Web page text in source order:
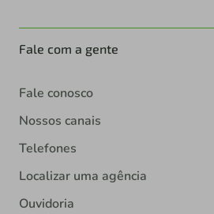
Fale com a gente
Fale conosco
Nossos canais
Telefones
Localizar uma agência
Ouvidoria